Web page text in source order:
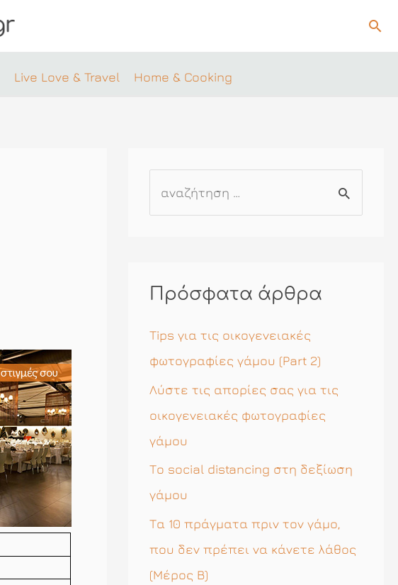
Live Love & Travel Home & Cooking
ή
η
σ
η
γ
ι
α
Πρόσφατα άρθρα
Tips για τις οικογενειακές
φωτογραφίες γάμου (Part 2)
Λύστε τις απορίες σας για τις
οικογενειακές φωτογραφίες
γάμου
Το social distancing στη δεξίωση
γάμου
Τα 10 πράγματα πριν τον γάμο,
που δεν πρέπει να κάνετε λάθος
(Μέρος Β)